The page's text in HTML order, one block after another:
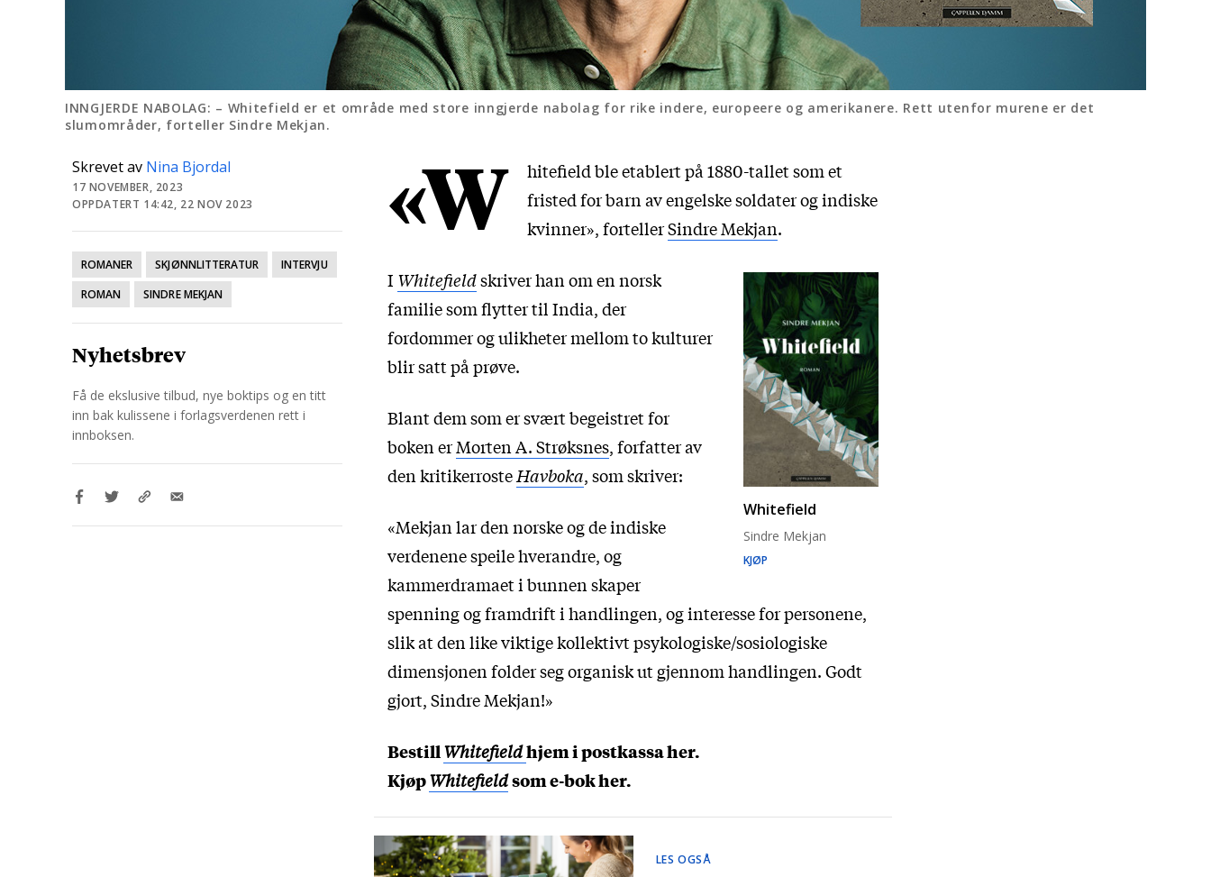
INNGJERDE NABOLAG: – Whitefield er et område med store inngjerde nabolag for rike indere, europeere og amerikanere. Rett utenfor murene er det
slumområder, forteller Sindre Mekjan.
Skrevet av Nina Bjordal
17 NOVEMBER, 2023
OPPDATERT 14:42, 22 NOV 2023
ROMANER SKJØNNLITTERATUR
INTERVJU
ROMAN
SINDRE MEKJAN
Nyhetsbrev
Få de ekslusive tilbud, nye boktips og en titt
inn bak kulissene i forlagsverdenen rett i
innboksen.
«W
hitefield ble etablert på 1880-tallet som et
fristed for barn av engelske soldater og indiske
kvinner», fortellerSindre Mekjan.
Whitefield
Sindre Mekjan
KJØP
I Whitefieldskriver han om en norsk
familie som flytter til India, der
fordommer og ulikheter mellom to kulturer
blir satt på prøve.
Blant dem som er svært begeistret for
boken erMorten A. Strøksnes, forfatter av
den kritikerrosteHavboka, som skriver:
«Mekjan lar den norske og de indiske
verdenene speile hverandre, og
kammerdramaet i bunnen skaper
spenning og framdrift i handlingen, og interesse for personene,
slik at den like viktige kollektivt psykologiske/sosiologiske
dimensjonen folder seg organisk ut gjennom handlingen. Godt
gjort, Sindre Mekjan!»
BestillWhitefieldhjem i postkassa her.
KjøpWhitefieldsom e-bok her.
LES OGSÅ